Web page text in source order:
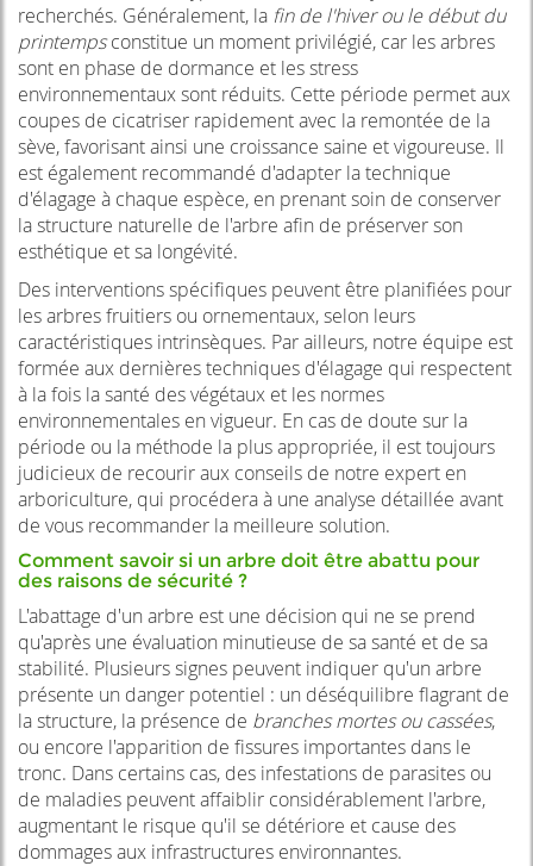
recherchés. Généralement, la fin de l'hiver ou le début du
printempsconstitue un moment privilégié, car les arbres
sont en phase de dormance et les stress
environnementaux sont réduits. Cette période permet aux
coupes de cicatriser rapidement avec la remontée de la
sève, favorisant ainsi une croissance saine et vigoureuse. Il
est également recommandé d'adapter la technique
d'élagage à chaque espèce, en prenant soin de conserver
la structure naturelle de l'arbre afin de préserver son
esthétique et sa longévité.
Des interventions spécifiques peuvent être planifiées pour
les arbres fruitiers ou ornementaux, selon leurs
caractéristiques intrinsèques. Par ailleurs, notre équipe est
formée aux dernières techniques d'élagage qui respectent
à la fois la santé des végétaux et les normes
environnementales en vigueur. En cas de doute sur la
période ou la méthode la plus appropriée, il est toujours
judicieux de recourir aux conseils de notre expert en
arboriculture, qui procédera à une analyse détaillée avant
de vous recommander la meilleure solution.
Comment savoir si un arbre doit être abattu pour
des raisons de sécurité ?
L'abattage d'un arbre est une décision qui ne se prend
qu'après une évaluation minutieuse de sa santé et de sa
stabilité. Plusieurs signes peuvent indiquer qu'un arbre
présente un danger potentiel : un déséquilibre flagrant de
la structure, la présence de branches mortes ou cassées,
ou encore l'apparition de fissures importantes dans le
tronc. Dans certains cas, des infestations de parasites ou
de maladies peuvent affaiblir considérablement l'arbre,
augmentant le risque qu'il se détériore et cause des
dommages aux infrastructures environnantes.